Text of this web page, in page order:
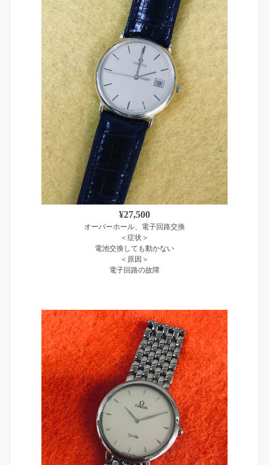
¥27,500
オーバーホール、電子回路交換
＜症状＞
電池交換しても動かない
＜原因＞
電子回路の故障